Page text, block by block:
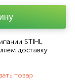
STIHL
доставку
товар